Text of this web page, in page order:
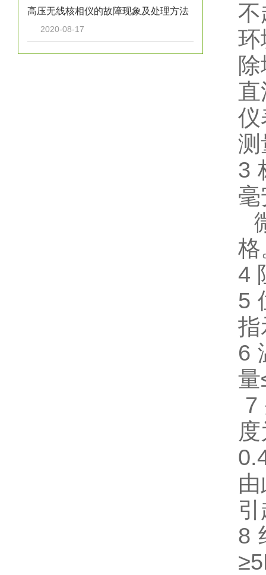
高压无线核相仪的故障现象及处理方法
2020-08-17
仪
测
3
格
4
5
指
6
量
7
8